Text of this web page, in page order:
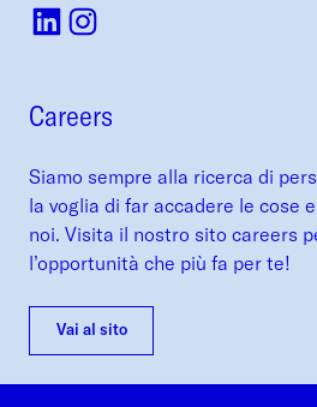
Careers
Siamo sempre alla ricerca di
la voglia di far accadere le cose
noi. Visita il nostro sito careers
l’opportunità che più fa per te!
Vai al sito